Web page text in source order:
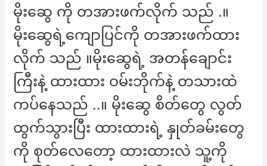
မိုးဆွေ ကို တအားဖက်လိုက် သည် .။
မိုးဆွေရဲ့ကျောပြင်ကို တအားဖက်ထား
လိုက် သည် ။မိုးဆွေရဲ့ အတန်ချောင်း
ကြီးနဲ့ ထားထား ဝမ်းဘိုက်နဲ့ တသားထဲ
ကပ်နေသည် ..။ မိုးဆွေ စိတ်တွေ လွတ်
ထွက်သွားပြီး ထားထားရဲ့ နှုတ်ခမ်းတွေ
ကို စုတ်လေတော့ ထားထားလဲ သူ့ကို